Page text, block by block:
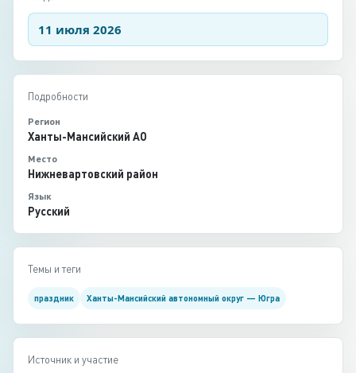
11 июля 2026
Подробности
Регион
Ханты-Мансийский АО
Место
Нижневартовский район
Язык
Русский
Темы и теги
праздник Ханты-Мансийский автономный округ — Югра
Источник и участие